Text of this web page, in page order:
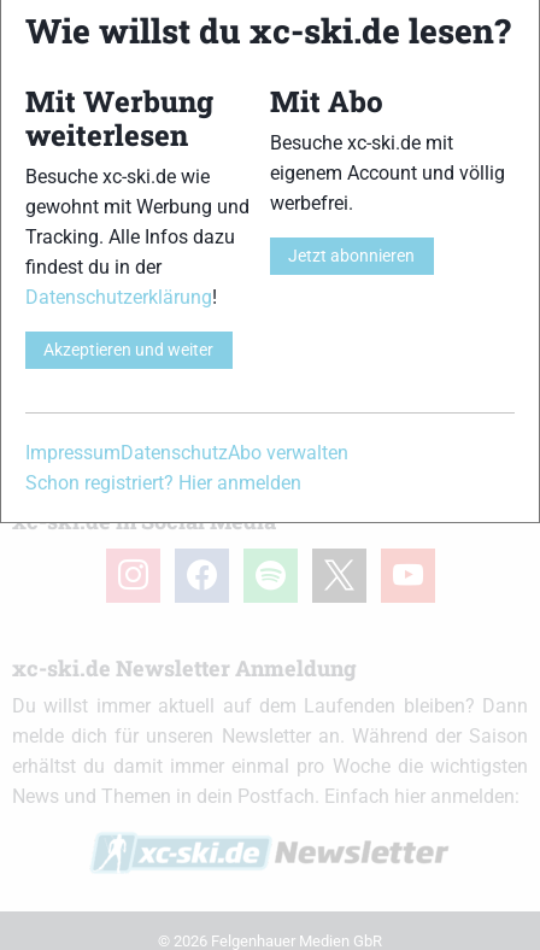
xc-ski.de ist DAS deutschsprachige Portal mit aktuellen
News aus dem Skilanglauf, Biathlon und der Nordischen
Kombination, einer Loipendatenbank,
Langlauf
-Community
und allem was du sonst noch über deine Lieblingssportarten
wissen solltest.
ObSkilanglauf-Anfänger oder Profi-Sportler, wir haben
immer ein offenes Ohr für dich! Du kannst uns jederzeit über
dasKontaktformularerreichen.
Partner
xc-ski.de in Social Media
instagramfacebook spotify youtube
xc-ski.de Newsletter Anmeldung
Du willst immer aktuell auf dem Laufenden bleiben? Dann
melde dich für unseren Newsletter an. Während der Saison
erhältst du damit immer einmal pro Woche die wichtigsten
News und Themen in dein Postfach. Einfach hier anmelden:
© 2026 Felgenhauer Medien GbR
Wie willst du xc-ski.de lesen?
Mit Werbung
weiterlesen
Besuche xc-ski.de wie
gewohnt mit Werbung und
Tracking. Alle Infos dazu
findest du in der
Datenschutzerklärung!
Akzeptieren und weiter
Mit Abo
Besuche xc-ski.de mit
eigenem Account und völlig
werbefrei.
Jetzt abonnieren
ImpressumDatenschutzAbo verwalten
Schon registriert? Hier anmelden